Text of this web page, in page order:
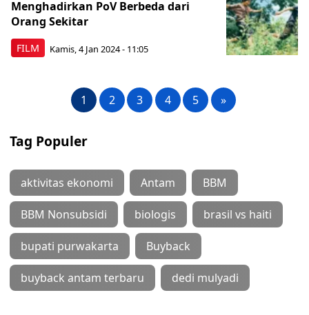
FILM
Menghadirkan PoV Berbeda dari
Orang Sekitar
Kamis, 4 Jan 2024 - 11:05
1 2 3 4 5 »
Tag Populer
aktivitas ekonomi Antam BBM
BBM Nonsubsidi biologis brasil vs haiti
bupati purwakarta Buyback
buyback antam terbaru dedi mulyadi